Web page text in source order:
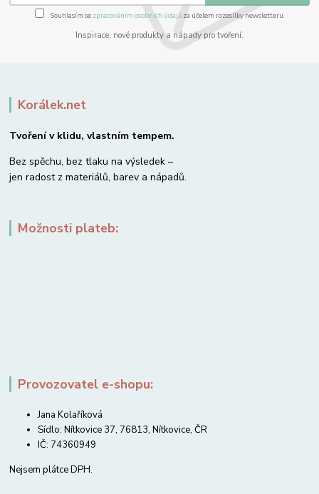
Souhlasím se zpracováním osobních údajůza účelem rozesílky newsletteru.
Inspirace, nové produkty a nápady pro tvoření.
Korálek.net
Tvoření v klidu, vlastním tempem.
Bez spěchu, bez tlaku na výsledek –
jen radost z materiálů, barev a nápadů.
Možnosti plateb:
Provozovatel e-shopu:
Jana Kolaříková
Sídlo: Nítkovice 37, 76813, Nítkovice, ČR
IČ: 74360949
Nejsem plátce DPH.